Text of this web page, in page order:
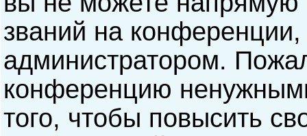
званий на
администратором.
конференцию
того, чтобы повысить